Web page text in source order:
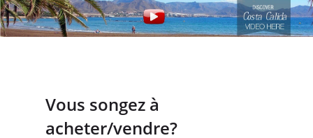
Vous songez à
acheter/vendre?